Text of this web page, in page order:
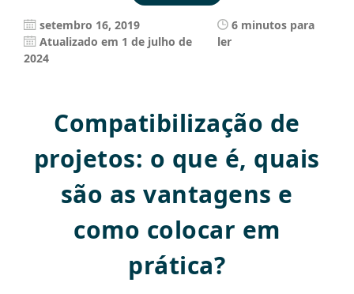
setembro 16, 2019
Atualizado em 1 de julho de
2024
6 minutos para
ler
Compatibilização de
projetos: o que é, quais
são as vantagens e
como colocar em
prática?